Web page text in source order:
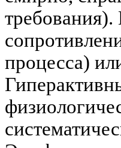
требования).
процесса)